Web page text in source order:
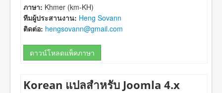
ภาษา: Khmer (km-KH)
ทีมผู้ประสานงาน: Heng Sovann
ติดต่อ: hengsovann@gmail.com
ดาวน์โหลดแพ็คภาษา
Korean แปลสำหรับ Joomla 4.x